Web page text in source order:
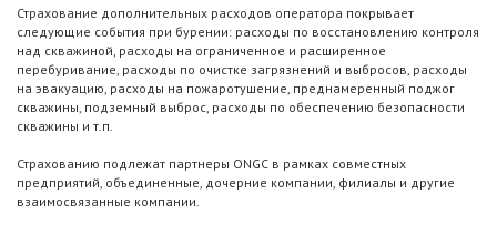
Страхование дополнительных расходов оператора покрывает
следующие события при бурении: расходы по восстановлению контроля
над скважиной, расходы на ограниченное и расширенное
перебуривание, расходы по очистке загрязнений и выбросов, расходы
на эвакуацию, расходы на пожаротушение, преднамеренный поджог
скважины, подземный выброс, расходы по обеспечению безопасности
скважины и т.п.
Страхованию подлежат партнеры ONGC в рамках совместных
предприятий, объединенные, дочерние компании, филиалы и другие
взаимосвязанные компании.